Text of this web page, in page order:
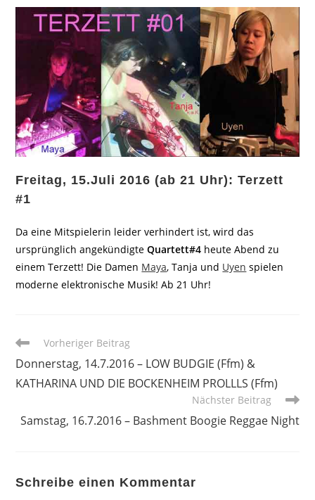
Freitag, 15.Juli 2016 (ab 21 Uhr): Terzett
#1
Da eine Mitspielerin leider verhindert ist, wird das
ursprünglich angekündigte Quartett#4 heute Abend zu
einem Terzett! Die Damen Maya, Tanja und Uyen spielen
moderne elektronische Musik! Ab 21 Uhr!
Weitere
ansehen
Vorheriger Beitrag
Donnerstag, 14.7.2016 – LOW BUDGIE (Ffm) &
KATHARINA UND DIE BOCKENHEIM PROLLLS (Ffm)
Nächster Beitrag
Samstag, 16.7.2016 – Bashment Boogie Reggae Night
Schreibe einen Kommentar